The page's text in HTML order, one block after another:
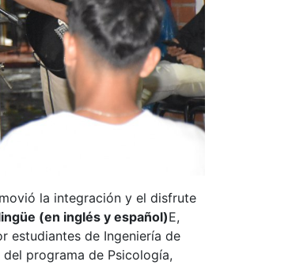
la integración y el disfrute
(en inglés y español)E,
estudiantes de Ingeniería de
programa de Psicología,